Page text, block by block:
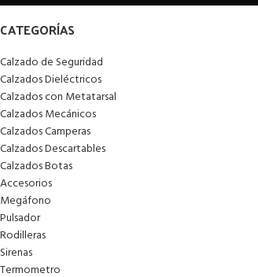
CATEGORÍAS
Calzado de Seguridad
Calzados Dieléctricos
Calzados con Metatarsal
Calzados Mecánicos
Calzados Camperas
Calzados Descartables
Calzados Botas
Accesorios
Megáfono
Pulsador
Rodilleras
Sirenas
Termometro